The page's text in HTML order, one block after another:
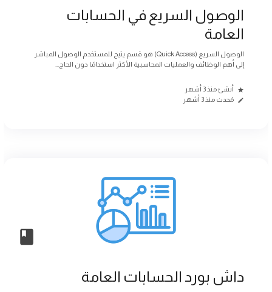
الوصول السريع في الحسابات
العامة
الوصول السريع (Quick Access) هو قسم يتيح للمستخدم الوصول المباشر
إلى أهم الوظائف والعمليات المحاسبية الأكثر استخدامًا دون الحاج...
أنشئ منذ 3 أشهر
مُحدث منذ 3 أشهر
داش بورد الحسابات العامة